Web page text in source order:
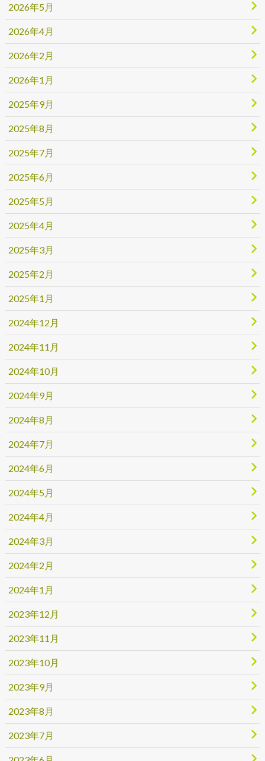
2026年5月
2026年4月
2026年2月
2026年1月
2025年9月
2025年8月
2025年7月
2025年6月
2025年5月
2025年4月
2025年3月
2025年2月
2025年1月
2024年12月
2024年11月
2024年10月
2024年9月
2024年8月
2024年7月
2024年6月
2024年5月
2024年4月
2024年3月
2024年2月
2024年1月
2023年12月
2023年11月
2023年10月
2023年9月
2023年8月
2023年7月